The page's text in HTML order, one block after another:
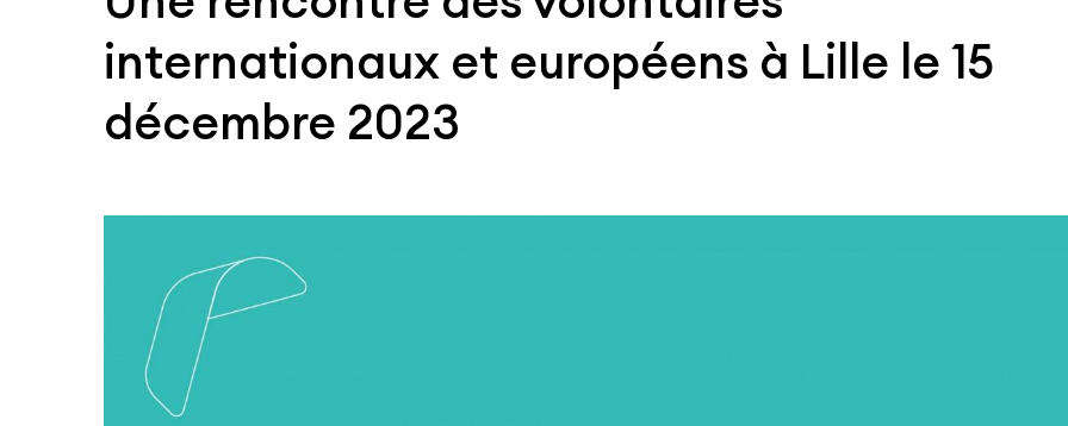
internationaux et européens à Lille le 15
décembre 2023